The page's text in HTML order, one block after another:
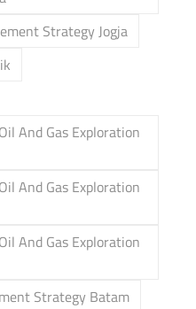
Strategy Jogja
And Gas Exploration
And Gas Exploration
And Gas Exploration
Strategy Batam